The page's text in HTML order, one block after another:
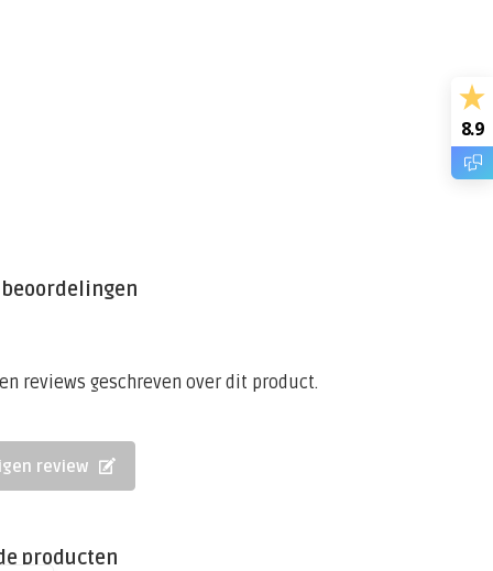
reviews geschreven over dit product.
review
producten
8.9